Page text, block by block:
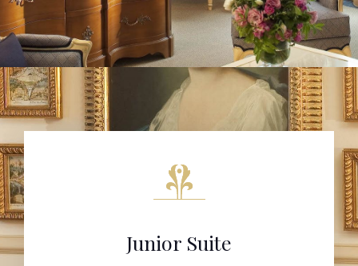
Junior Suite